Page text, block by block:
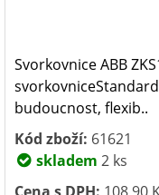
Svorkovnice ABB
budoucnost, flexib..
Kód zboží: 61621
skladem 2 ks